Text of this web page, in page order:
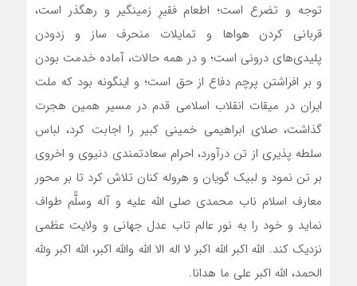
توجه و تضرع است؛ اطعام فقیرِ زمینگیر و رهگذر است،
قربانی کردن هوا‌ها و تمایلات منحرف ساز و زدودن
پلیدی‌های درونی است؛ و در همه حالات، آماده خدمت بودن
و بر افراشتن پرچم دفاع از حق است؛ و اینگونه بود که ملت
ایران در میقات انقلاب اسلامی قدم در مسیر همین هجرت
گذاشت، صلای ابراهیمی خمینی کبیر را اجابت کرد، لباس
سلطه پذیری از تن درآورد، احرام سعادتمندی دنیوی و اخروی
بر تن نمود و لبیک گویان و هروله کنان تلاش کرد تا بر محور
معارف اسلام ناب محمدی صلی الله علیه و آله وسلًّم طواف
نماید و خود را به نور عالم تاب عدل جهانی و ولایت عظمی
نزدیک کند. الله اکبر الله اکبر لا اله الا الله والله اکبر، الله اکبر ولله
الحمد، الله اکبر علی ما هدانا.